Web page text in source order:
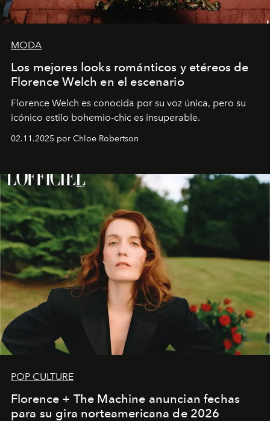
MODA
Los mejores looks románticos y etéreos de
Florence Welch en el escenario
Florence Welch es conocida por su voz única, pero su
icónico estilo bohemio-chic es insuperable.
02.11.2025 por Chloe Robertson
POP CULTURE
Florence + The Machine anuncian fechas
para su gira norteamericana de 2026